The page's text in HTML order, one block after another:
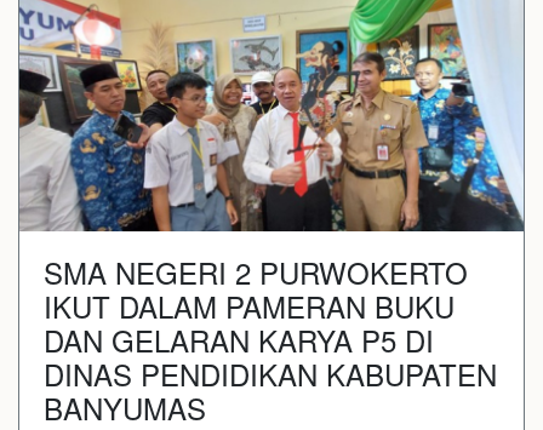
SMA NEGERI 2 PURWOKERTO
IKUT DALAM PAMERAN BUKU
DAN GELARAN KARYA P5 DI
DINAS PENDIDIKAN KABUPATEN
BANYUMAS